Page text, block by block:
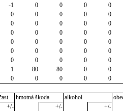
-1 0 0 0 0
0 0 0 0 0
0 0 0 0 0
0 0 0 0 0
0 0 0 0 0
0 0 0 0 0
0 0 0 0 0
1 80 80 0 0
0 0 0 0 0
hmotná škoda alkohol
+/- +/- +/-